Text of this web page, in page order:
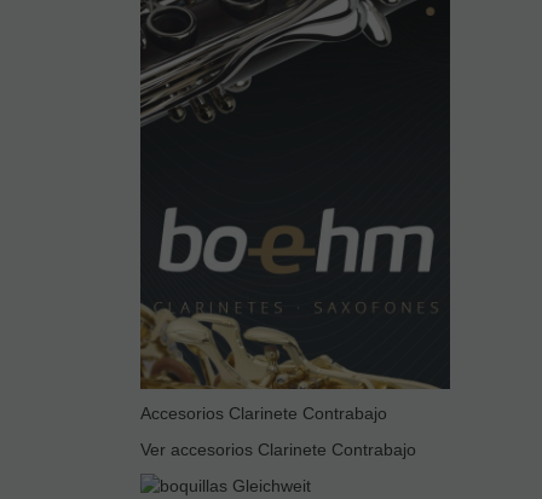
Accesorios Clarinete Contrabajo
Ver accesorios Clarinete Contrabajo